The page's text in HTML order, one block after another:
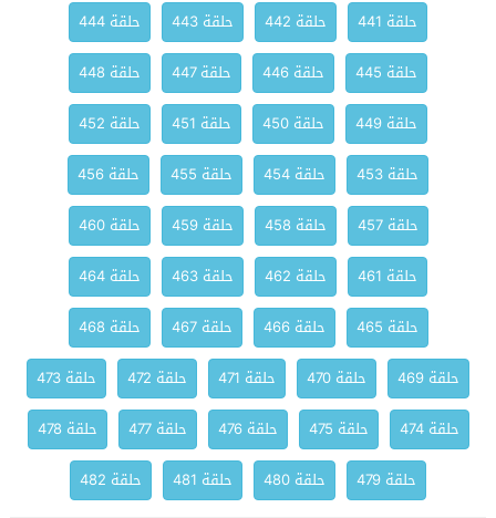
حلقة 441 حلقة 442 حلقة 443
حلقة 444
حلقة 445
حلقة 446 حلقة 447
حلقة 448
حلقة 449
حلقة 450 حلقة 451
حلقة 452
حلقة 453
حلقة 454 حلقة 455
حلقة 456
حلقة 457
حلقة 458 حلقة 459
حلقة 460
حلقة 461
حلقة 462 حلقة 463
حلقة 464
حلقة 465
حلقة 466 حلقة 467
حلقة 468
حلقة 469
حلقة 470 حلقة 471 حلقة 472
حلقة 473
حلقة 474
حلقة 475 حلقة 476 حلقة 477
حلقة 478
حلقة 479
حلقة 480 حلقة 481 حلقة 482